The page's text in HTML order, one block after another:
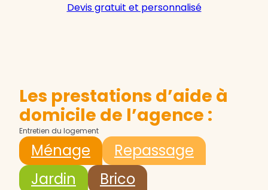
Devis gratuit et personnalisé
Les prestations d’aide à
domicile de l’agence :
Entretien du logement
Ménage
Repassage
Jardin
Brico